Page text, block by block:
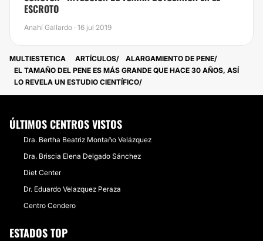
ESCROTO
Anahí Gallardo · 16 jul 2019
MULTIESTETICA ARTÍCULOS
ALARGAMIENTO DE PENE
EL TAMAÑO DEL PENE ES MÁS GRANDE QUE HACE 30 AÑOS, ASÍ
LO REVELA UN ESTUDIO CIENTÍFICO
ÚLTIMOS CENTROS VISTOS
Dra. Bertha Beatriz Montaño Velázquez
Dra. Briscia Elena Delgado Sánchez
​Diet Center
​Dr. Eduardo Velazquez Peraza
Centro Cendero
ESTADOS TOP